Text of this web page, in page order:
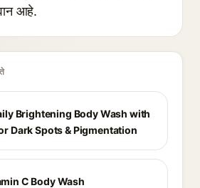
आहे.
Brightening Body Wash with
Dark Spots & Pigmentation
C Body Wash